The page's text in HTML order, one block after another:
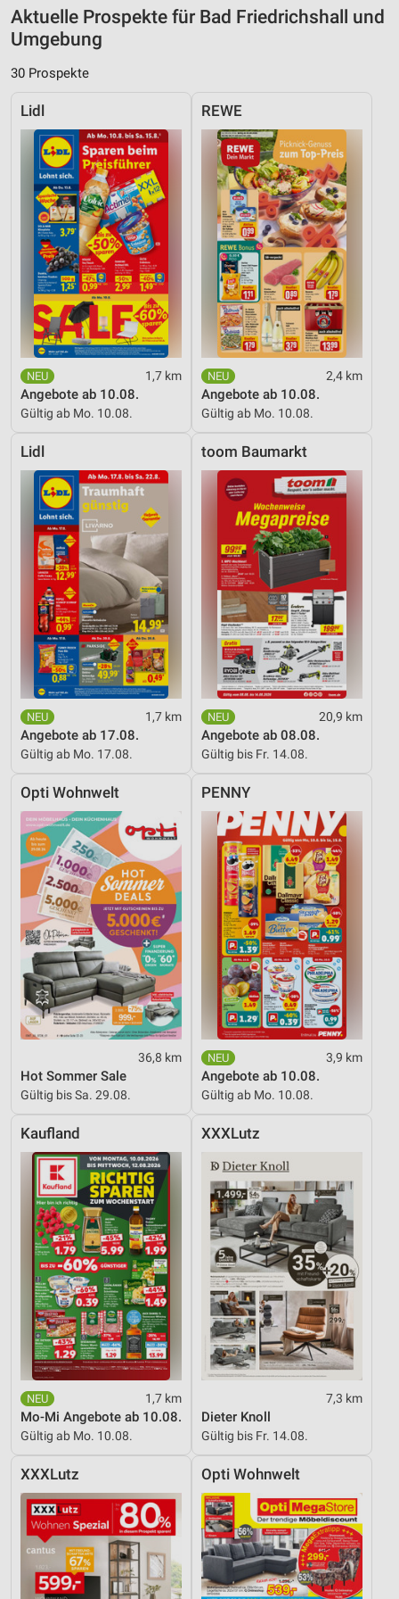
Aktuelle Prospekte für Bad Friedrichshall und
Umgebung
30 Prospekte
Lidl
1,7 km
Angebote ab 10.08.
Gültig ab Mo. 10.08.
REWE
2,4 km
Angebote ab 10.08.
Gültig ab Mo. 10.08.
Lidl
1,7 km
Angebote ab 17.08.
Gültig ab Mo. 17.08.
toom Baumarkt
20,9 km
Angebote ab 08.08.
Gültig bis Fr. 14.08.
Opti Wohnwelt
36,8 km
Hot Sommer Sale
Gültig bis Sa. 29.08.
PENNY
3,9 km
Angebote ab 10.08.
Gültig ab Mo. 10.08.
Kaufland
1,7 km
Mo-Mi Angebote ab 10.08.
Gültig ab Mo. 10.08.
XXXLutz
7,3 km
Dieter Knoll
Gültig bis Fr. 14.08.
XXXLutz Opti Wohnwelt